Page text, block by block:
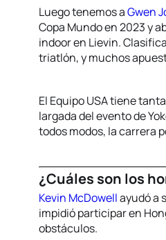
Luego tenemos aGwen
Copa Mundo en 2023 y
indoor en Lievin.
triatlón, y muchos
El Equipo USA tiene
largada del evento de
todos modos, la carrera
¿Cuáles son los
Kevin McDowellayudó a
impidió participar en
obstáculos.